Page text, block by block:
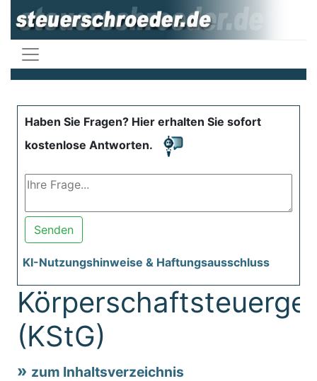
Haben Sie Fragen? Hier erhalten Sie sofort
kostenlose Antworten.
Senden
KI-Nutzungshinweise & Haftungsausschluss
(KStG)
zum Inhaltsverzeichnis